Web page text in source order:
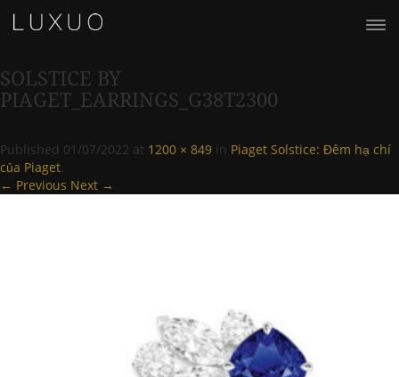
SOLSTICE BY
PIAGET_EARRINGS_G38T2300
Published 01/07/2022 at 1200 × 849 in Piaget Solstice: Đêm hạ chí
của Piaget.
← Previous Next →